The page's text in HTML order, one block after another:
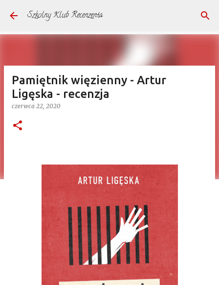
Przejdź do głównej zawartości
Szkolny Klub Recenzenta
Pamiętnik więzienny - Artur
Ligęska - recenzja
czerwca 22, 2020